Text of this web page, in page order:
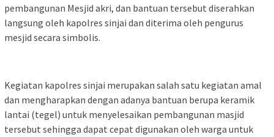
pembangunan Mesjid akri, dan bantuan tersebut diserahkan
langsung oleh kapolres sinjai dan diterima oleh pengurus
mesjid secara simbolis.
Kegiatan kapolres sinjai merupakan salah satu kegiatan amal
dan mengharapkan dengan adanya bantuan berupa keramik
lantai (tegel) untuk menyelesaikan pembangunan masjid
tersebut sehingga dapat cepat digunakan oleh warga untuk